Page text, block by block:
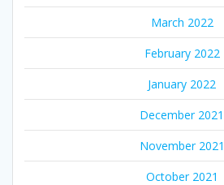
March 2022
February 2022
January 2022
December 2021
November 2021
October 2021